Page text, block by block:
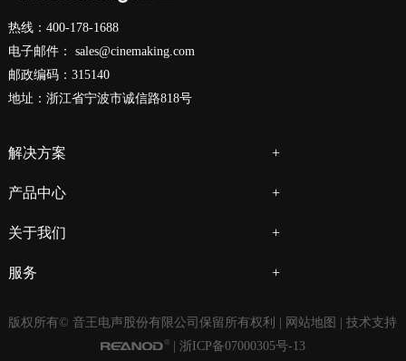
热线：400-178-1688
电子邮件： sales@cinemaking.com
邮政编码：315140
地址：浙江省宁波市诚信路818号
解决方案
产品中心
关于我们
服务
版权所有© 音王电声股份有限公司保留所有权利 | 网站地图
| 技术支持
浙ICP备07000305号-13